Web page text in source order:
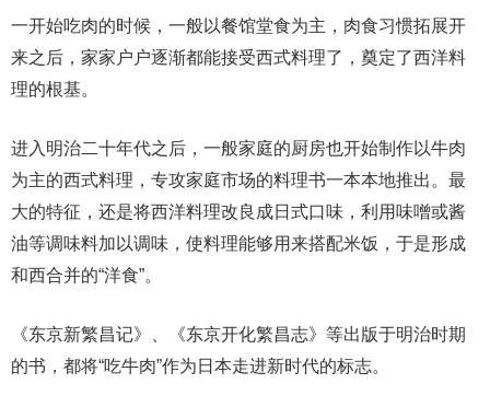
一开始吃肉的时候，一般以餐馆堂食为主，肉食习惯拓展开
来之后，家家户户逐渐都能接受西式料理了，奠定了西洋料
理的根基。
进入明治二十年代之后，一般家庭的厨房也开始制作以牛肉
为主的西式料理，专攻家庭市场的料理书一本本地推出。最
大的特征，还是将西洋料理改良成日式口味，利用味噌或酱
油等调味料加以调味，使料理能够用来搭配米饭，于是形成
和西合并的“洋食”。
《东京新繁昌记》、《东京开化繁昌志》等出版于明治时期
的书，都将“吃牛肉”作为日本走进新时代的标志。